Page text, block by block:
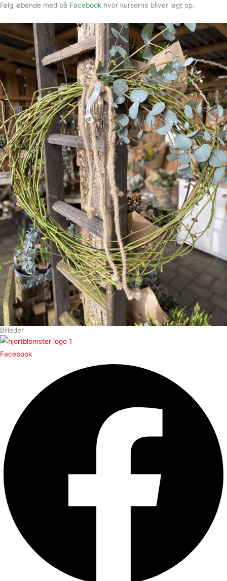
Følg løbende med på Facebook hvor kurserne bliver lagt op.
Billeder
Facebook